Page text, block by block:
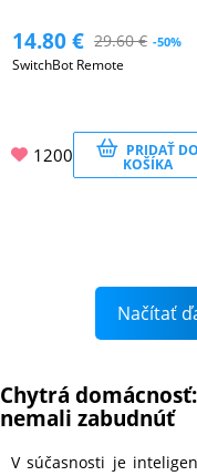
14.80€ 29.60€ -50%
SwitchBot Remote
1200 PRIDAŤ DO
KOŠÍKA
Načítať
Chytrá
nemali zabudnúť
V súčasnosti je